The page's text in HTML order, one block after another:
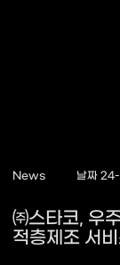
News 날짜
㈜스타코, 우
적층제조 서